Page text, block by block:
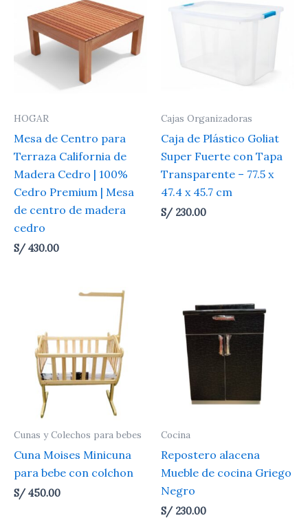
HOGAR
Mesa de Centro para
Terraza California de
Madera Cedro | 100%
Cedro Premium | Mesa
de centro de madera
cedro
S/430.00
Cajas Organizadoras
Caja de Plástico Goliat
Super Fuerte con Tapa
Transparente – 77.5 x
47.4 x 45.7 cm
S/230.00
Cunas y Colechos para bebes
Cuna Moises Minicuna
para bebe con colchon
S/450.00
Cocina
Repostero alacena
Mueble de cocina Griego
Negro
S/230.00